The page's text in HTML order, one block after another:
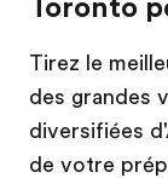
Toronto
Tirez le
des grandes
diversifiées
de votre